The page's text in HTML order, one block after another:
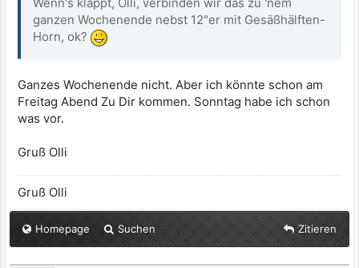
Wenn's klappt, Olli, verbinden wir das zu 'nem
ganzen Wochenende nebst 12"er mit Gesäßhälften-
Horn, ok?
Ganzes Wochenende nicht. Aber ich könnte schon am
Freitag Abend Zu Dir kommen. Sonntag habe ich schon
was vor.
Gruß Olli
Gruß Olli
Homepage Suchen Zitieren